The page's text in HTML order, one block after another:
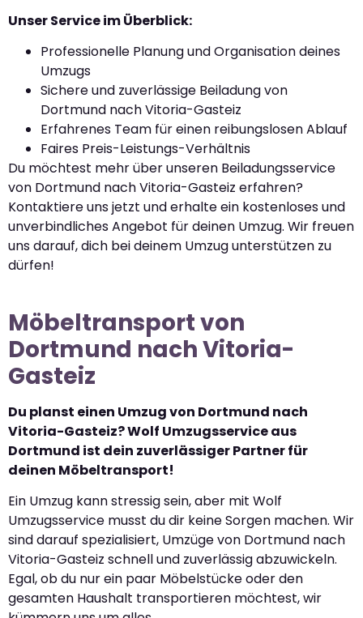
Unser Service im Überblick:
Professionelle Planung und Organisation deines
Umzugs
Sichere und zuverlässige Beiladung von
Dortmund nach Vitoria-Gasteiz
Erfahrenes Team für einen reibungslosen Ablauf
Faires Preis-Leistungs-Verhältnis
Du möchtest mehr über unseren Beiladungsservice
von Dortmund nach Vitoria-Gasteiz erfahren?
Kontaktiere uns jetzt und erhalte ein kostenloses und
unverbindliches Angebot für deinen Umzug. Wir freuen
uns darauf, dich bei deinem Umzug unterstützen zu
dürfen!
Möbeltransport von
Dortmund nach Vitoria-
Gasteiz
Du planst einen Umzug von Dortmund nach
Vitoria-Gasteiz? Wolf Umzugsservice aus
Dortmund ist dein zuverlässiger Partner für
deinen Möbeltransport!
Ein Umzug kann stressig sein, aber mit Wolf
Umzugsservice musst du dir keine Sorgen machen. Wir
sind darauf spezialisiert, Umzüge von Dortmund nach
Vitoria-Gasteiz schnell und zuverlässig abzuwickeln.
Egal, ob du nur ein paar Möbelstücke oder den
gesamten Haushalt transportieren möchtest, wir